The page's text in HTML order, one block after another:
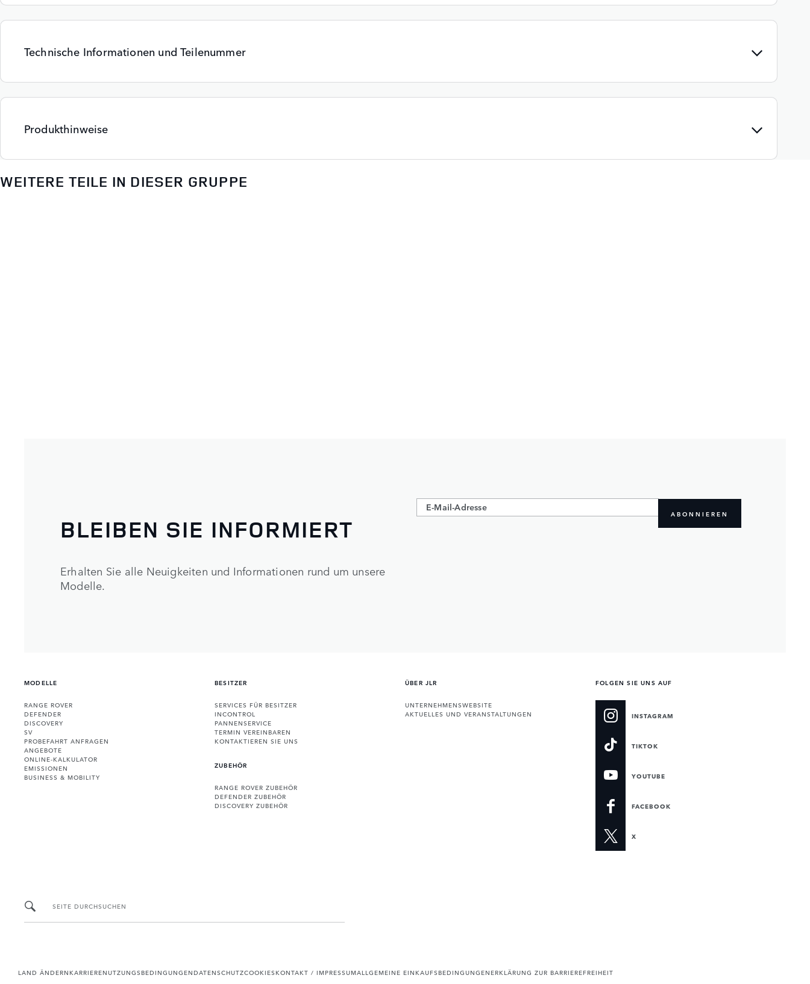
Technische Informationen und Teilenummer
Produkthinweise
WEITERE TEILE IN DIESER GRUPPE
BLEIBEN SIE INFORMIERT
Erhalten Sie alle Neuigkeiten und Informationen rund um unsere
Modelle.
ABONNIEREN
MODELLE
RANGE ROVER
DEFENDER
DISCOVERY
SV
PROBEFAHRT ANFRAGEN
ANGEBOTE
ONLINE-KALKULATOR
EMISSIONEN
BUSINESS & MOBILITY
BESITZER
SERVICES FÜR BESITZER
INCONTROL
PANNENSERVICE
TERMIN VEREINBAREN
KONTAKTIEREN SIE UNS
ZUBEHÖR
RANGE ROVER ZUBEHÖR
DEFENDER ZUBEHÖR
DISCOVERY ZUBEHÖR
ÜBER JLR
UNTERNEHMENSWEBSITE
AKTUELLES UND VERANSTALTUNGEN
FOLGEN SIE UNS AUF
INSTAGRAM
TIKTOK
YOUTUBE
FACEBOOK
X
SEITE DURCHSUCHEN
LAND ÄNDERNKARRIERENUTZUNGSBEDINGUNGENDATENSCHUTZCOOKIESKONTAKT / IMPRESSUMALLGEMEINE EINKAUFSBEDINGUNGENERKLÄRUNG ZUR BARRIEREFREIHEIT